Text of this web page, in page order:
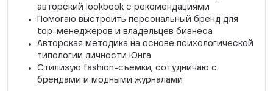
авторский lookbook с рекомендациями
Помогаю выстроить персональный бренд для
top-менеджеров и владельцев бизнеса
Авторская методика на основе пcихологической
типологии личности Юнга
Стилизую fashion-съемки, сотудничаю с
брендами и модными журналами